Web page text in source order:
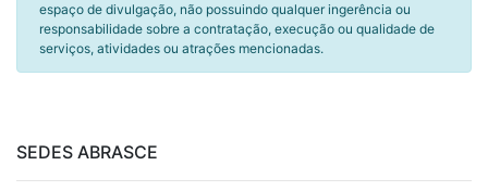
espaço de divulgação, não possuindo qualquer ingerência ou
responsabilidade sobre a contratação, execução ou qualidade de
serviços, atividades ou atrações mencionadas.
SEDES ABRASCE